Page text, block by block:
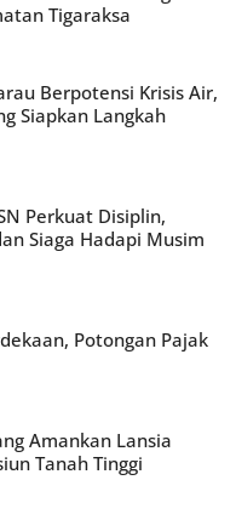
Tigaraksa
Berpotensi Krisis Air,
Siapkan Langkah
Perkuat Disiplin,
Siaga Hadapi Musim
Potongan Pajak
Amankan Lansia
Tanah Tinggi